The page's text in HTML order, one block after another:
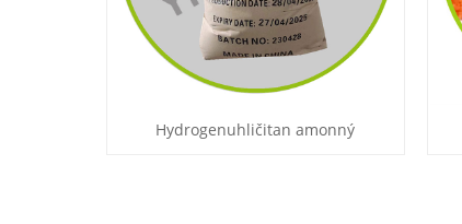
Hydrogenuhličitan amonný